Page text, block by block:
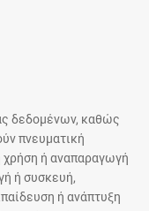
δεδομένων, καθώς
πνευματική
χρήση ή αναπαραγωγή
ή συσκευή,
ή ανάπτυξη